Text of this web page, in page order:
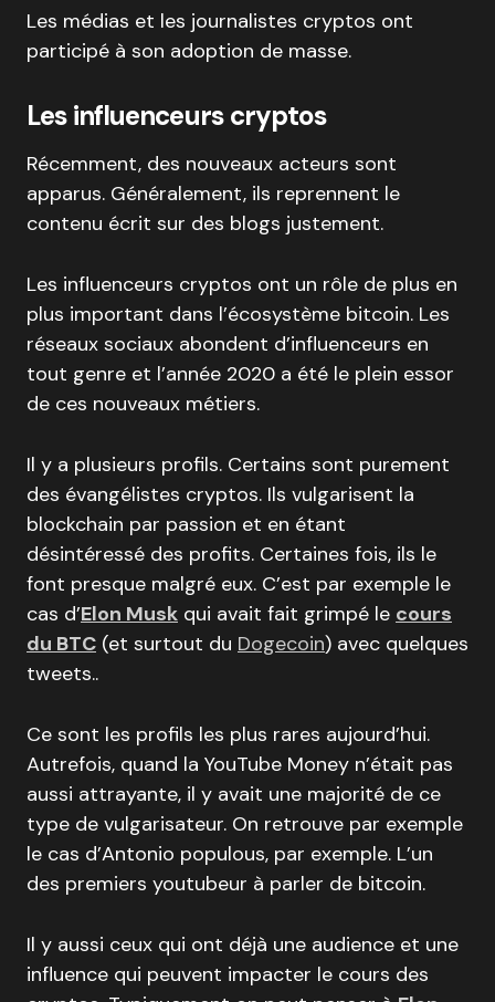
Les médias et les journalistes cryptos ont
participé à son adoption de masse.
Les influenceurs cryptos
Récemment, des nouveaux acteurs sont
apparus. Généralement, ils reprennent le
contenu écrit sur des blogs justement.
Les influenceurs cryptos ont un rôle de plus en
plus important dans l’écosystème bitcoin. Les
réseaux sociaux abondent d’influenceurs en
tout genre et l’année 2020 a été le plein essor
de ces nouveaux métiers.
Il y a plusieurs profils. Certains sont purement
des évangélistes cryptos. Ils vulgarisent la
blockchain par passion et en étant
désintéressé des profits. Certaines fois, ils le
font presque malgré eux. C’est par exemple le
cas d’Elon Musk qui avait fait grimpé le cours
du BTC (et surtout du Dogecoin) avec quelques
tweets..
Ce sont les profils les plus rares aujourd’hui.
Autrefois, quand la YouTube Money n’était pas
aussi attrayante, il y avait une majorité de ce
type de vulgarisateur. On retrouve par exemple
le cas d’Antonio populous, par exemple. L’un
des premiers youtubeur à parler de bitcoin.
Il y aussi ceux qui ont déjà une audience et une
influence qui peuvent impacter le cours des